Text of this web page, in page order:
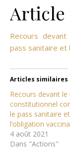
Article
Recours
pass sanitaire et
Articles similaires
Recours devant le
constitutionnel
le pass sanitaire et
l’obligation
4 août 2021
Dans "Actions"